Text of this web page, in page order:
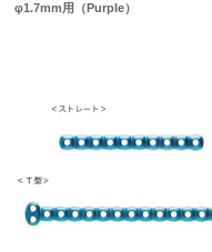
φ1.7mm用（Purple）